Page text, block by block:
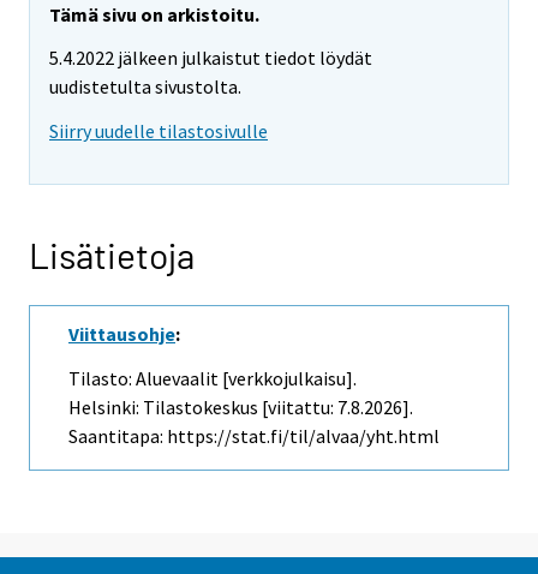
Tämä sivu on arkistoitu.
5.4.2022 jälkeen julkaistut tiedot löydät
uudistetulta sivustolta.
Siirry uudelle tilastosivulle
Lisätietoja
Viittausohje:
Tilasto: Aluevaalit [verkkojulkaisu].
Helsinki: Tilastokeskus [viitattu: 7.8.2026].
Saantitapa: https://stat.fi/til/alvaa/yht.html